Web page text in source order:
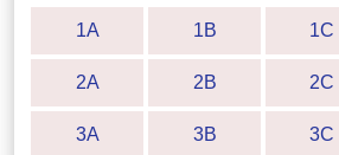
1A 1B 1C
2A 2B 2C
3A 3B 3C